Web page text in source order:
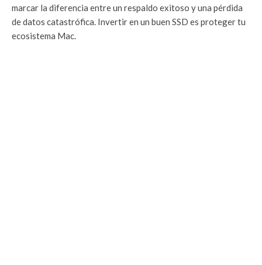
marcar la diferencia entre un respaldo exitoso y una pérdida
de datos catastrófica. Invertir en un buen SSD es proteger tu
ecosistema Mac.